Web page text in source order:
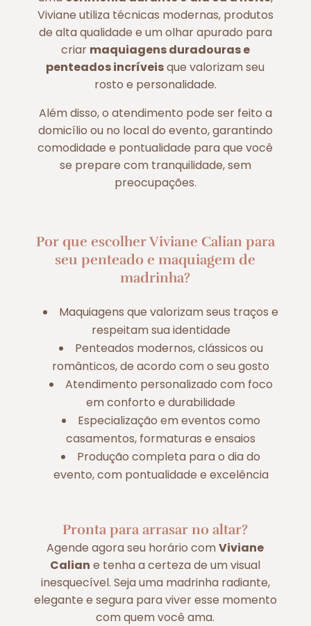
Viviane utiliza técnicas modernas, produtos
de alta qualidade e um olhar apurado para
criar maquiagens duradouras e
penteados incríveisque valorizam seu
rosto e personalidade.
Além disso, o atendimento pode ser feito a
domicílio ou no local do evento, garantindo
comodidade e pontualidade para que você
se prepare com tranquilidade, sem
preocupações.
Por que escolher Viviane Calian para
seu penteado e maquiagem de
madrinha?
Maquiagens que valorizam seus traços e
respeitam sua identidade
Penteados modernos, clássicos ou
românticos, de acordo com o seu gosto
Atendimento personalizado com foco
em conforto e durabilidade
Especialização em eventos como
casamentos, formaturas e ensaios
Produção completa para o dia do
evento, com pontualidade e excelência
Pronta para arrasar no altar?
Agende agora seu horário comViviane
Calian e tenha a certeza de um visual
inesquecível. Seja uma madrinha radiante,
elegante e segura para viver esse momento
com quem você ama.